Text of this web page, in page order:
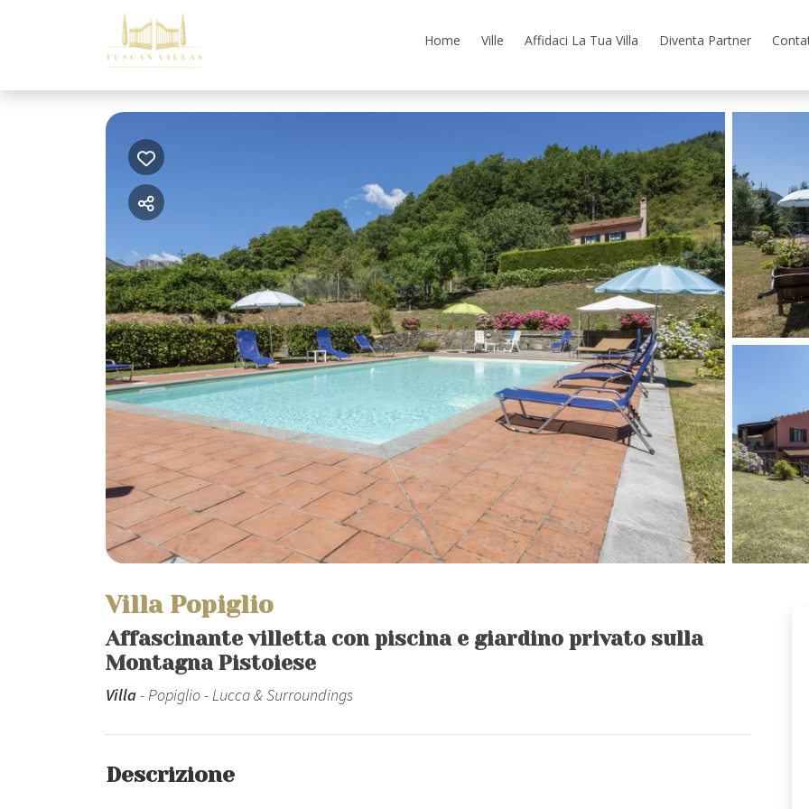
Home Ville Affidaci La Tua Villa Diventa Partner
Villa Popiglio
Affascinante villetta con piscina e giardino privato sulla
Montagna Pistoiese
Villa- Popiglio - Lucca & Surroundings
Descrizione